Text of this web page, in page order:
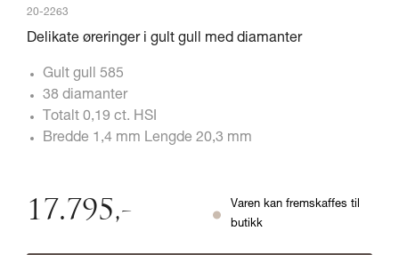
20-2263
Delikate øreringer i gult gull med diamanter
Gult gull 585
38 diamanter
Totalt 0,19 ct. HSI
Bredde 1,4 mm Lengde 20,3 mm
17.795,-
Varen kan fremskaffes til
butikk